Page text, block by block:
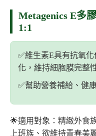
Metagenics E多
1:1
✅️維生素E具有抗氧
化，維持細胞膜完整
✅️幫助營養補給、健
🌟適用對象：精緻外食
上班族、欲維持青春美